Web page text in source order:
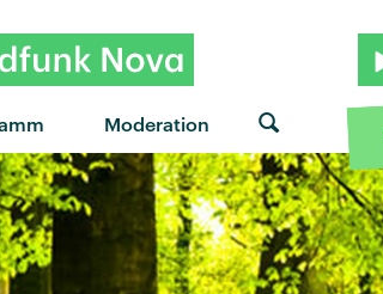
Moderation
"People Don't Dance" von RDGLDGRN ·